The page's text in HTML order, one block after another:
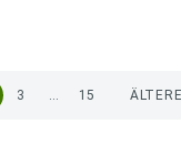
3 … 15